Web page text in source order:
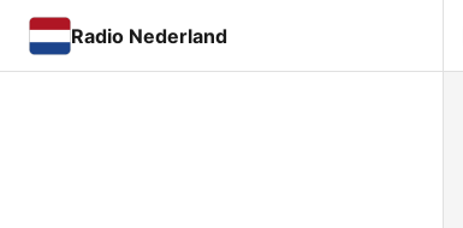
Radio Nederland